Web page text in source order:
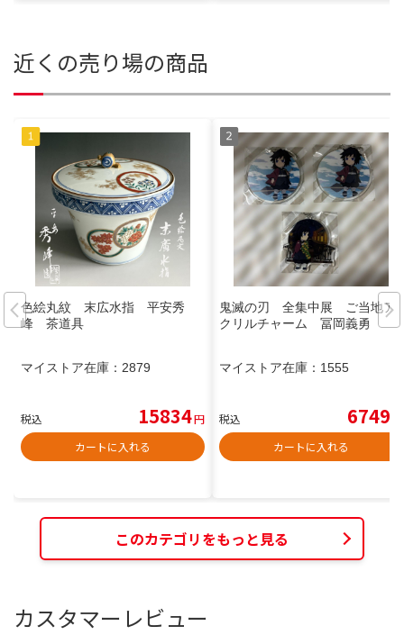
近くの売り場の商品
色絵丸紋 末広水指 平安秀
峰 茶道具
マイストア在庫： 2879
税込 15834円
カートに入れる
鬼滅の刃 全集中展 ご当地ア
クリルチャーム 冨岡義勇
マイストア在庫： 1555
税込 6749
カートに入れる
このカテゴリをもっと見る
カスタマーレビュー